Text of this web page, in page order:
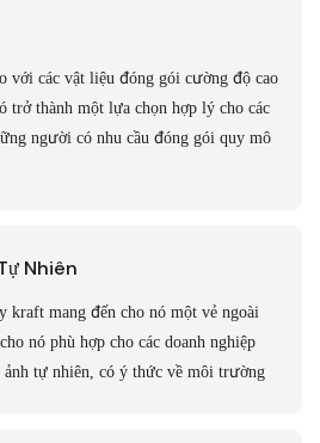
với các vật liệu đóng gói cường độ cao
trở thành một lựa chọn hợp lý cho các
người có nhu cầu đóng gói quy mô
Nhiên
kraft mang đến cho nó một vẻ ngoài
nó phù hợp cho các doanh nghiệp
tự nhiên, có ý thức về môi trường